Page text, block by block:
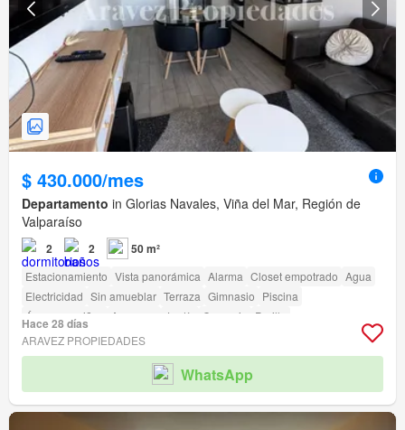
$ 430.000/mes
Departamento in Glorias Navales, Viña del Mar, Región de
Valparaíso
2 2 50 m²
Estacionamiento Vista panorámica Alarma Closet empotrado Agua
Electricidad Sin amueblar Terraza Gimnasio Piscina
Área para niños
Ascensor Jardín Conserje
Parilla
Acceso para personas con discapacidad
Hace 28 días
ARAVEZ PROPIEDADES
WhatsApp